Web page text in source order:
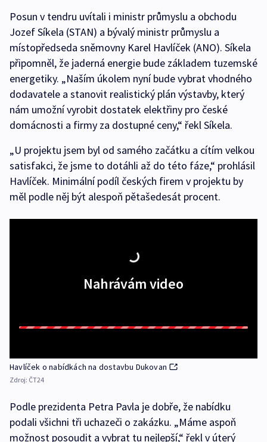
Posun v tendru uvítali i ministr průmyslu a obchodu
Jozef Síkela (STAN) a bývalý ministr průmyslu a
místopředseda sněmovny Karel Havlíček (ANO). Síkela
připomněl, že jaderná energie bude základem tuzemské
energetiky. „Naším úkolem nyní bude vybrat vhodného
dodavatele a stanovit realistický plán výstavby, který
nám umožní vyrobit dostatek elektřiny pro české
domácnosti a firmy za dostupné ceny,“ řekl Síkela.
„U projektu jsem byl od samého začátku a cítím velkou
satisfakci, že jsme to dotáhli až do této fáze,“ prohlásil
Havlíček. Minimální podíl českých firem v projektu by
měl podle něj být alespoň pětašedesát procent.
Nahrávám video
Havlíček o nabídkách na dostavbu Dukovan
Zdroj: ČT24
Podle prezidenta Petra Pavla je dobře, že nabídku
podali všichni tři uchazeči o zakázku. „Máme aspoň
možnost posoudit a vybrat tu nejlepší,“ řekl v úterý